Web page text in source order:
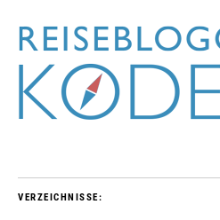
VERZEICHNISSE: